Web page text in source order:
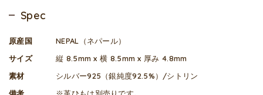
Spec
原産国
NEPAL（ネパール）
サイズ
縦 8.5mm x 横 8.5mm x 厚み 4.8mm
素材
シルバー925（銀純度92.5%）/シトリン